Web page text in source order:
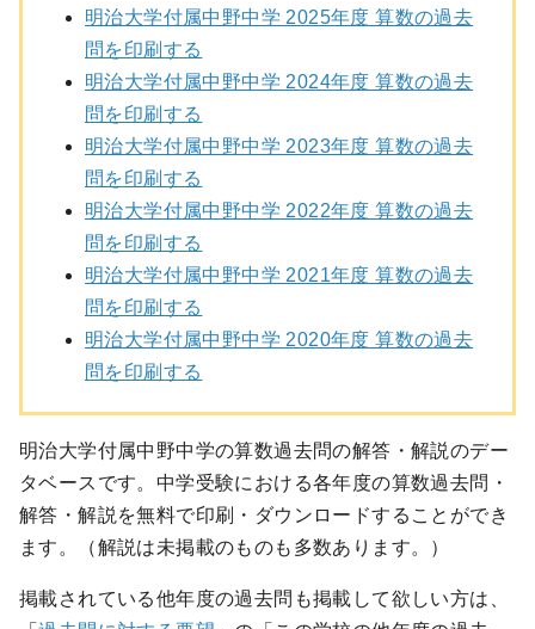
明治大学付属中野中学 2025年度 算数の過去
問を印刷する
明治大学付属中野中学 2024年度 算数の過去
問を印刷する
明治大学付属中野中学 2023年度 算数の過去
問を印刷する
明治大学付属中野中学 2022年度 算数の過去
問を印刷する
明治大学付属中野中学 2021年度 算数の過去
問を印刷する
明治大学付属中野中学 2020年度 算数の過去
問を印刷する
明治大学付属中野中学の算数過去問の解答・解説のデー
タベースです。中学受験における各年度の算数過去問・
解答・解説を無料で印刷・ダウンロードすることができ
ます。（解説は未掲載のものも多数あります。）
掲載されている他年度の過去問も掲載して欲しい方は、